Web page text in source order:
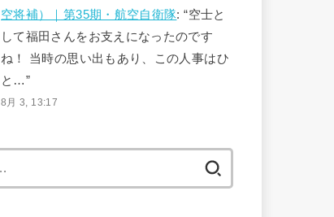
空将補）｜第35期・航空自衛隊: “空士と
して福田さんをお支えになったのです
ね！ 当時の思い出もあり、この人事はひ
と…”
8月 3, 13:17